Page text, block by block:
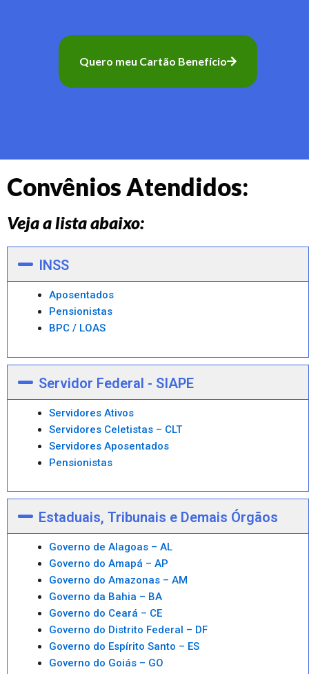
Quero meu Cartão Benefício
Convênios Atendidos:
Veja a lista abaixo:
INSS
Aposentados
Pensionistas
BPC / LOAS
Servidor Federal - SIAPE
Servidores Ativos
Servidores Celetistas – CLT
Servidores Aposentados
Pensionistas
Estaduais, Tribunais e Demais Órgãos
Governo de Alagoas – AL
Governo do Amapá – AP
Governo do Amazonas – AM
Governo da Bahia – BA
Governo do Ceará – CE
Governo do Distrito Federal – DF
Governo do Espírito Santo – ES
Governo do Goiás – GO